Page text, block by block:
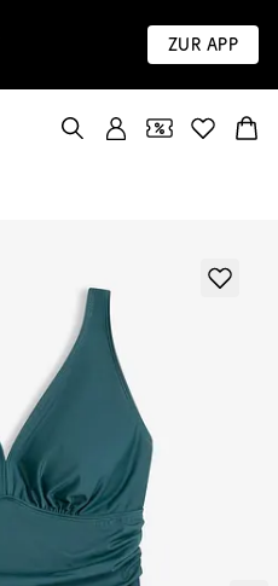
Zur App